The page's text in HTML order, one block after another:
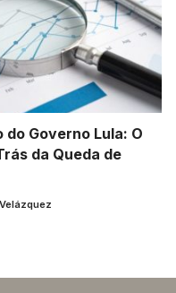
Governo Lula: O
da Queda de